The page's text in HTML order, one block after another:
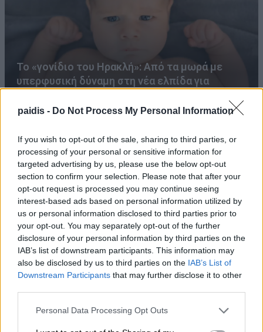
paidis - Do Not Process My Personal Information
If you wish to opt-out of the sale, sharing to third parties, or
processing of your personal or sensitive information for
targeted advertising by us, please use the below opt-out
section to confirm your selection. Please note that after your
opt-out request is processed you may continue seeing
interest-based ads based on personal information utilized by
us or personal information disclosed to third parties prior to
your opt-out. You may separately opt-out of the further
disclosure of your personal information by third parties on the
IAB’s list of downstream participants. This information may
also be disclosed by us to third parties on the IAB’s List of
Downstream Participants that may further disclose it to other
Personal Data Processing Opt Outs
Το «γονίδιο του Ηρακλή»: Από τα μωρά με
υπερφυσική δύναμη στη νέα ελπίδα για
ΠΕΑΕΑ – ΔΣΕ και Ενωση Συντακτών τιμούν τον
αγωωνιστή δημοσιογράφο Κ. Βιδάλη